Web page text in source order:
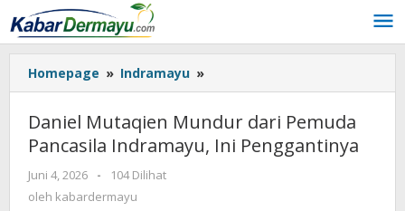
Lewati
ke
konten
Homepage » Indramayu »
Mutaqien
Mundur
dari
Pemuda
Daniel Mutaqien Mundur dari Pemuda
Pancasila Indramayu, Ini Penggantinya
Juni 4, 2026
oleh
kabardermayu
-
104 Dilihat
oleh kabardermayu